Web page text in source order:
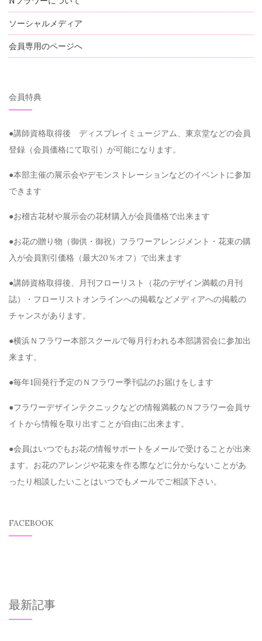
ソーシャルメディア
会員専用のページへ
会員特典
●講師資格取得後 ディスプレイミュージアム、東京堂などの会員
登録（会員価格にて取引）が可能になります。
●本部主催の展示会やデモンストレーションなどのイベントに参加
できます
●お稽古花材や展示会の花材購入が会員価格で出来ます
●お花の贈り物（御供・御祝）フラワーアレンジメント・花束の購
入が会員割引価格（最大20％オフ）で出来ます
●講師資格取得後、月刊フローリスト（花のデザイン満載の月刊
誌）・フローリストオンラインへの掲載などメディアへの掲載の
チャンスがあります。
●横浜Ｎフラワー本部スクールで毎月行われる本部講習会に参加出
来ます。
●毎年1回発行予定のＮフラワー季刊誌のお届けをします
●フラワーデザインテクニックなどの情報満載のＮフラワー会員サ
イトから情報を取り出すことが自由に出来ます。
●会員はいつでもお花の情報サポートをメールで受けることが出来
ます。お花のアレンジや花束を作る際などに分からないことがあ
ったり相談したいことはいつでもメールでご相談下さい。
FACEBOOK
最新記事